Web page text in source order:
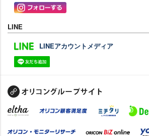
LINE
LINEアカウントメディア